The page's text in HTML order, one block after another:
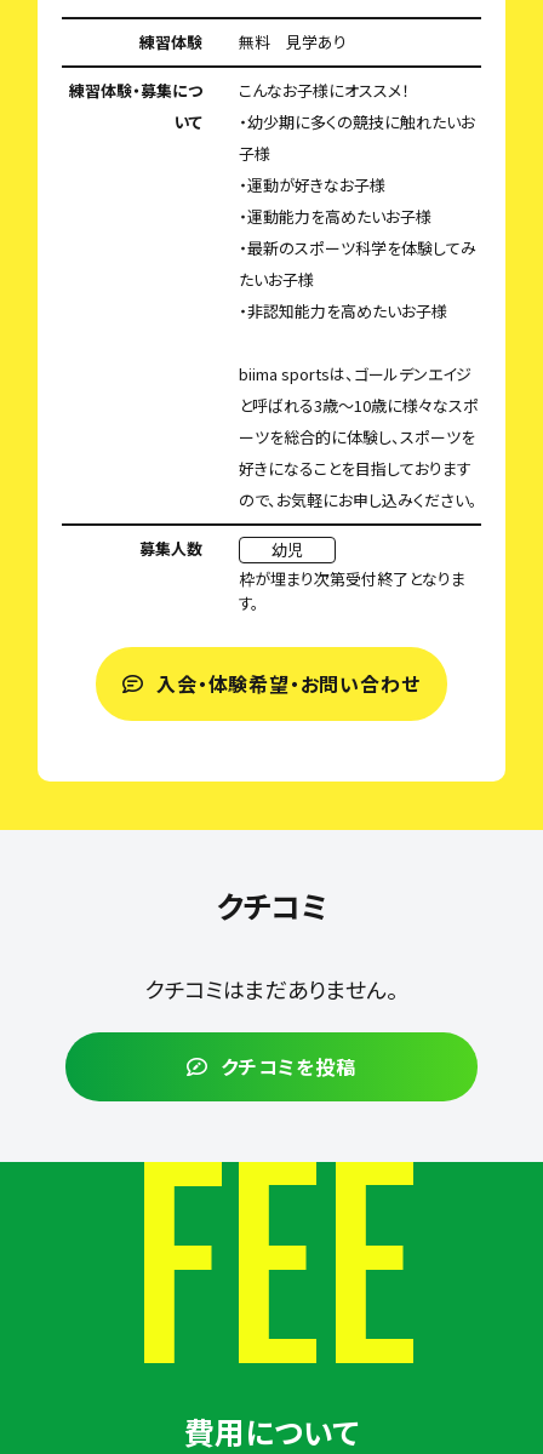
練習体験 無料 見学あり
練習体験・募集につ
いて
こんなお子様にオススメ！
・幼少期に多くの競技に触れたいお
子様
・運動が好きなお子様
・運動能力を高めたいお子様
・最新のスポーツ科学を体験してみ
たいお子様
・非認知能力を高めたいお子様
biima sportsは、ゴールデンエイジ
と呼ばれる3歳〜10歳に様々なスポ
ーツを総合的に体験し、スポーツを
好きになることを目指しております
ので、お気軽にお申し込みください。
募集人数
幼児
枠が埋まり次第受付終了となりま
す。
入会・体験希望・お問い合わせ
クチコミ
クチコミはまだありません。
クチコミを投稿
FEE
費用について